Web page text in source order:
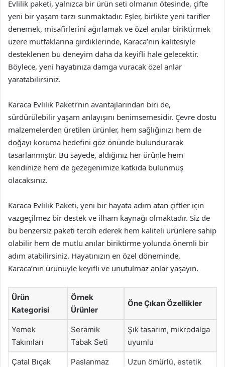
Evlilik paketi, yalnızca bir ürün seti olmanın ötesinde, çifte
yeni bir yaşam tarzı sunmaktadır. Eşler, birlikte yeni tarifler
denemek, misafirlerini ağırlamak ve özel anılar biriktirmek
üzere mutfaklarına girdiklerinde, Karaca’nın kalitesiyle
desteklenen bu deneyim daha da keyifli hale gelecektir.
Böylece, yeni hayatınıza damga vuracak özel anlar
yaratabilirsiniz.
Karaca Evlilik Paketi’nin avantajlarından biri de,
sürdürülebilir yaşam anlayışını benimsemesidir. Çevre dostu
malzemelerden üretilen ürünler, hem sağlığınızı hem de
doğayı koruma hedefini göz önünde bulundurarak
tasarlanmıştır. Bu sayede, aldığınız her ürünle hem
kendinize hem de gezegenimize katkıda bulunmuş
olacaksınız.
Karaca Evlilik Paketi, yeni bir hayata adım atan çiftler için
vazgeçilmez bir destek ve ilham kaynağı olmaktadır. Siz de
bu benzersiz paketi tercih ederek hem kaliteli ürünlere sahip
olabilir hem de mutlu anılar biriktirme yolunda önemli bir
adım atabilirsiniz. Hayatınızın en özel döneminde,
Karaca’nın ürünüyle keyifli ve unutulmaz anlar yaşayın.
Ürün
Kategorisi
Örnek
Ürünler
Öne Çıkan Özellikler
Yemek
Takımları
Seramik
Tabak Seti
Şık tasarım, mikrodalga
uyumlu
Çatal Bıçak
Paslanmaz
Uzun ömürlü, estetik